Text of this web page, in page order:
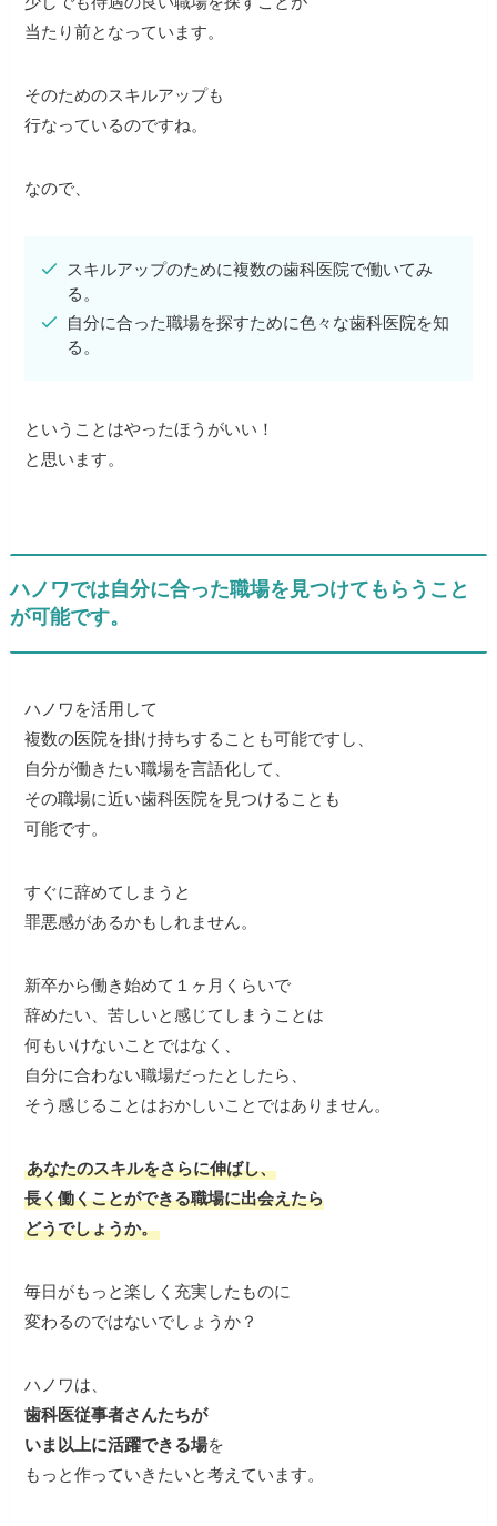
当たり前となっています。
そのためのスキルアップも
行なっているのですね。
なので、
スキルアップのために複数の歯科医院で働いてみ
る。
自分に合った職場を探すために色々な歯科医院を知
る。
ということはやったほうがいい！
と思います。
ハノワでは自分に合った職場を見つけてもらうこと
が可能です。
ハノワを活用して
複数の医院を掛け持ちすることも可能ですし、
自分が働きたい職場を言語化して、
その職場に近い歯科医院を見つけることも
可能です。
すぐに辞めてしまうと
罪悪感があるかもしれません。
新卒から働き始めて１ヶ月くらいで
辞めたい、苦しいと感じてしまうことは
何もいけないことではなく、
自分に合わない職場だったとしたら、
そう感じることはおかしいことではありません。
あなたのスキルをさらに伸ばし、
長く働くことができる職場に出会えたら
どうでしょうか。
毎日がもっと楽しく充実したものに
変わるのではないでしょうか？
ハノワは、
歯科医従事者さんたちが
いま以上に活躍できる場を
もっと作っていきたいと考えています。